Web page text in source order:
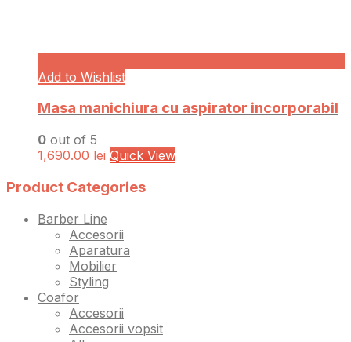
Add to Wishlist
Masa manichiura cu aspirator incorporabil
0 out of 5
1,690.00 lei Quick View
Product Categories
Barber Line
Accesorii
Aparatura
Mobilier
Styling
Coafor
Accesorii
Accesorii vopsit